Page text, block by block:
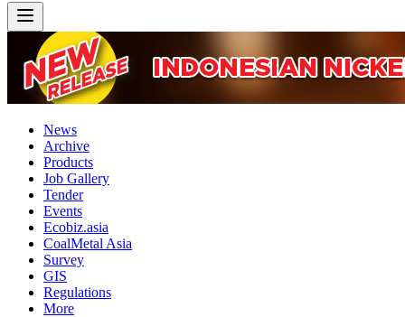
News
Archive
Products
Job Gallery
Tender
Events
Ecobiz.asia
CoalMetal Asia
Survey
GIS
Regulations
More